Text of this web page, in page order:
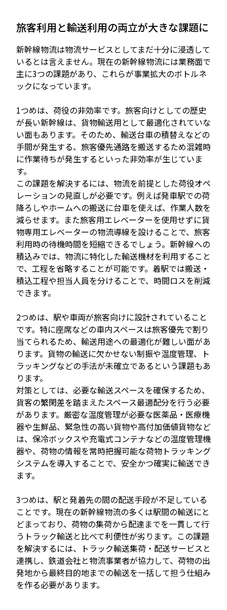
旅客利用と輸送利用の両立が大きな課題に
新幹線物流は物流サービスとしてまだ十分に浸透して
いるとは言えません。現在の新幹線物流には業務面で
主に3つの課題があり、これらが事業拡大のボトルネ
ックになっています。
1つめは、荷役の非効率です。旅客向けとしての歴史
が長い新幹線は、貨物輸送用として最適化されていな
い面もあります。そのため、輸送台車の積替えなどの
手間が発生する、旅客優先通路を搬送するため混雑時
に作業待ちが発生するといった非効率が生じていま
す。
この課題を解決するには、物流を前提とした荷役オペ
レーションの見直しが必要です。例えば発車駅での荷
降ろしやホームへの搬送に台車を使えば、作業人数を
減らせます。また旅客用エレベーターを使用せずに貨
物専用エレベーターの物流導線を設けることで、旅客
利用時の待機時間を短縮できるでしょう。新幹線への
積込みでは、物流に特化した輸送機材を利用すること
で、工程を省略することが可能です。着駅では搬送・
積込工程や担当人員を分けることで、時間ロスを削減
できます。
2つめは、駅や車両が旅客向けに設計されていること
です。特に座席などの車内スペースは旅客優先で割り
当てられるため、輸送用途への最適化が難しい面があ
ります。貨物の輸送に欠かせない制振や温度管理、ト
ラッキングなどの手法が未確立であるという課題もあ
ります。
対策としては、必要な輸送スペースを確保するため、
貨客の繁閑差を踏まえたスペース最適配分を行う必要
があります。厳密な温度管理が必要な医薬品・医療機
器や生鮮品、緊急性の高い貨物や高付加価値貨物など
は、保冷ボックスや充電式コンテナなどの温度管理機
器や、荷物の情報を常時把握可能な荷物トラッキング
システムを導入することで、安全かつ確実に輸送でき
ます。
3つめは、駅と発着先の間の配送手段が不足している
ことです。現在の新幹線物流の多くは駅間の輸送にと
どまっており、荷物の集荷から配達までを一貫して行
うトラック輸送と比べて利便性が劣ります。この課題
を解決するには、トラック輸送集荷・配送サービスと
連携し、鉄道会社と物流事業者が協力して、荷物の出
発地から最終目的地までの輸送を一括して担う仕組み
を作る必要があります。